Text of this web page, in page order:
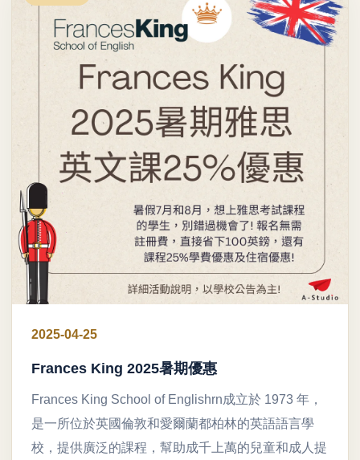
2025-04-25
Frances King 2025暑期優惠
Frances King School of Englishrn成立於 1973 年，
是一所位於英國倫敦和愛爾蘭都柏林的英語語言學
校，提供廣泛的課程，幫助成千上萬的兒童和成人提